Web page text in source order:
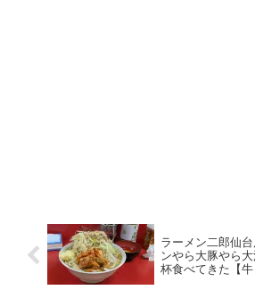
ラーメン二郎仙
ンやら大豚やら
杯食べてきた【牛